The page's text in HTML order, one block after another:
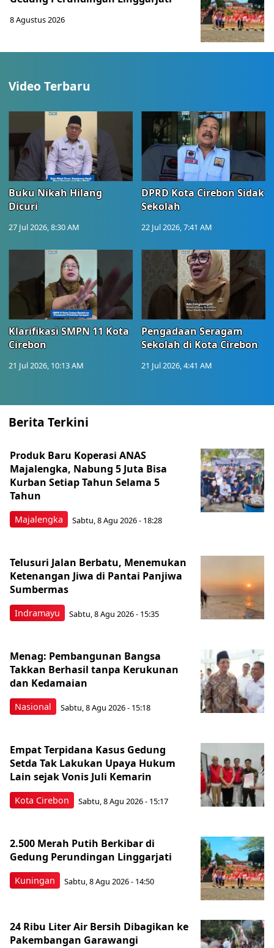
8 Agustus 2026
Video Terbaru
Buku Nikah Hilang
Dicuri
27 Jul 2026, 8:30 AM
DPRD Kota Cirebon Sidak
Sekolah
22 Jul 2026, 7:41 AM
Klarifikasi SMPN 11 Kota
Cirebon
21 Jul 2026, 10:13 AM
Pengadaan Seragam
Sekolah di Kota Cirebon
21 Jul 2026, 4:41 AM
Berita Terkini
Majalengka
Produk Baru Koperasi ANAS
Majalengka, Nabung 5 Juta Bisa
Kurban Setiap Tahun Selama 5
Tahun
Sabtu, 8 Agu 2026 - 18:28
Indramayu
Telusuri Jalan Berbatu, Menemukan
Ketenangan Jiwa di Pantai Panjiwa
Sumbermas
Sabtu, 8 Agu 2026 - 15:35
Nasional
Menag: Pembangunan Bangsa
Takkan Berhasil tanpa Kerukunan
dan Kedamaian
Sabtu, 8 Agu 2026 - 15:18
Kota Cirebon
Empat Terpidana Kasus Gedung
Setda Tak Lakukan Upaya Hukum
Lain sejak Vonis Juli Kemarin
Sabtu, 8 Agu 2026 - 15:17
Kuningan
2.500 Merah Putih Berkibar di
Gedung Perundingan Linggarjati
Sabtu, 8 Agu 2026 - 14:50
24 Ribu Liter Air Bersih Dibagikan ke
Pakembangan Garawangi